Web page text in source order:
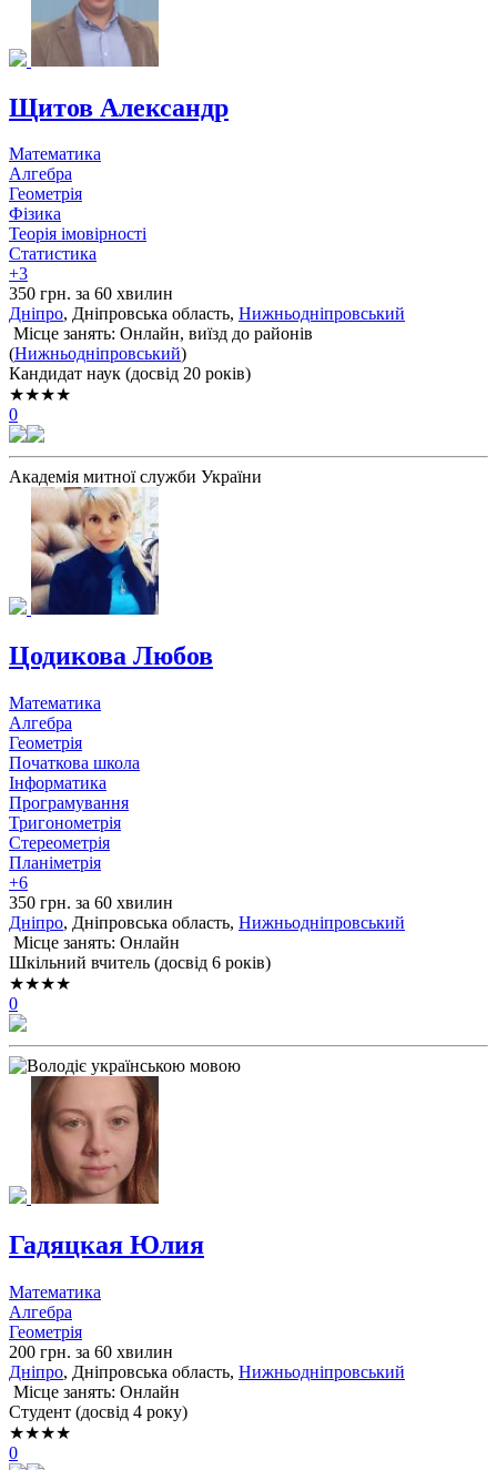
Щитов Александр
Математика
Алгебра
Геометрія
Фізика
Теорія імовірності
Статистика
+3
350 грн. за 60 хвилин
Дніпро, Дніпровська область, Нижньодніпровський
Місце занять: Онлайн, виїзд до районів
(Нижньодніпровський)
Кандидат наук (досвід 20 років)
★★★★
0
Академія митної служби України
Цодикова Любов
Математика
Алгебра
Геометрія
Початкова школа
Інформатика
Програмування
Тригонометрія
Стереометрія
Планіметрія
+6
350 грн. за 60 хвилин
Дніпро, Дніпровська область, Нижньодніпровський
Місце занять: Онлайн
Шкільний вчитель (досвід 6 років)
★★★★
0
Гадяцкая Юлия
Математика
Алгебра
Геометрія
200 грн. за 60 хвилин
Дніпро, Дніпровська область, Нижньодніпровський
Місце занять: Онлайн
Cтудент (досвід 4 року)
★★★★
0